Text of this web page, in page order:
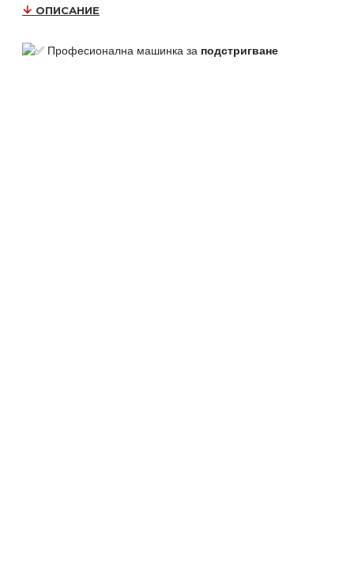
ОПИСАНИЕ
Професионална машинка за подстригване